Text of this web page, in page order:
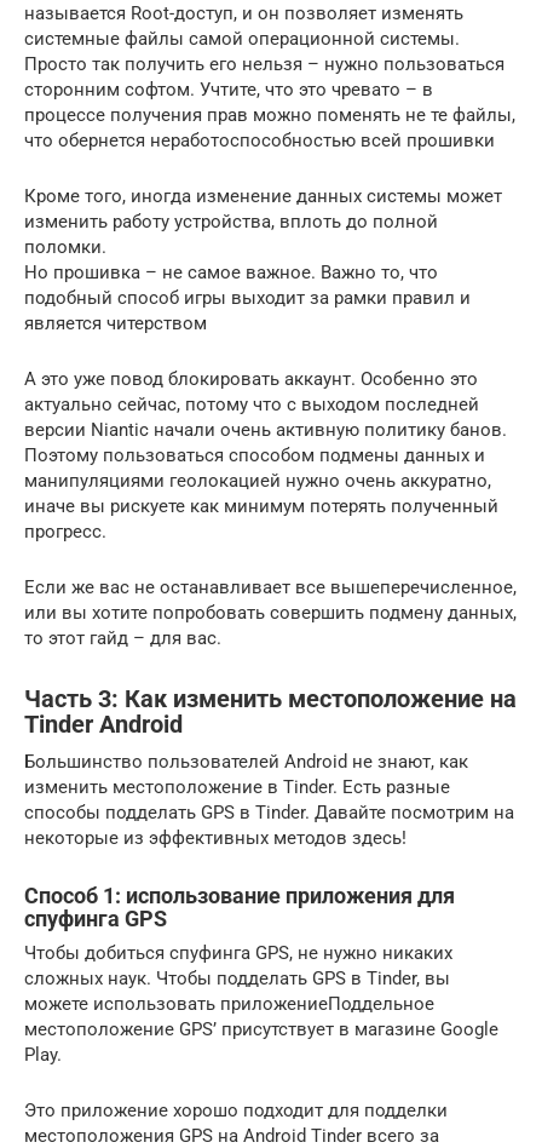
называется Root-доступ, и он позволяет изменять
системные файлы самой операционной системы.
Просто так получить его нельзя – нужно пользоваться
сторонним софтом. Учтите, что это чревато – в
процессе получения прав можно поменять не те файлы,
что обернется неработоспособностью всей прошивки
Кроме того, иногда изменение данных системы может
изменить работу устройства, вплоть до полной
поломки.
Но прошивка – не самое важное. Важно то, что
подобный способ игры выходит за рамки правил и
является читерством
А это уже повод блокировать аккаунт. Особенно это
актуально сейчас, потому что с выходом последней
версии Niantic начали очень активную политику банов.
Поэтому пользоваться способом подмены данных и
манипуляциями геолокацией нужно очень аккуратно,
иначе вы рискуете как минимум потерять полученный
прогресс.
Если же вас не останавливает все вышеперечисленное,
или вы хотите попробовать совершить подмену данных,
то этот гайд – для вас.
Часть 3: Как изменить местоположение на
Tinder Android
Большинство пользователей Android не знают, как
изменить местоположение в Tinder. Есть разные
способы подделать GPS в Tinder. Давайте посмотрим на
некоторые из эффективных методов здесь!
Способ 1: использование приложения для
спуфинга GPS
Чтобы добиться спуфинга GPS, не нужно никаких
сложных наук. Чтобы подделать GPS в Tinder, вы
можете использовать приложениеПоддельное
местоположение GPS’ присутствует в магазине Google
Play.
Это приложение хорошо подходит для подделки
местоположения GPS на Android Tinder всего за